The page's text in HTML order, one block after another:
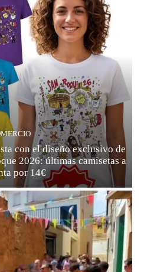
con el diseño exclusivo de
2026: últimas camisetas a
por 14€